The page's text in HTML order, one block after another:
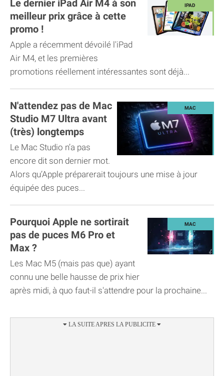
Le dernier iPad Air M4 à son
meilleur prix grâce à cette
promo !
Apple a récemment dévoilé l'iPad
Air M4, et les premières
promotions réellement intéressantes sont déjà...
N'attendez pas de Mac
Studio M7 Ultra avant
(très) longtemps
Le Mac Studio n’a pas
encore dit son dernier mot.
Alors qu’Apple préparerait toujours une mise à jour
équipée des puces...
Pourquoi Apple ne sortirait
pas de puces M6 Pro et
Max ?
Les Mac M5 (mais pas que) ayant
connu une belle hausse de prix hier
après midi, à quo faut-il s'attendre pour la prochaine...